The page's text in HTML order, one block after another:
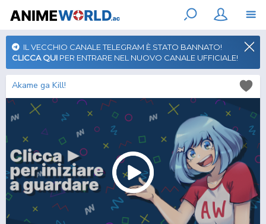
IL VECCHIO CANALE TELEGRAM È STATO BANNATO!
CLICCA QUI PER ENTRARE NEL NUOVO CANALE UFFICIALE!
Akame ga Kill!